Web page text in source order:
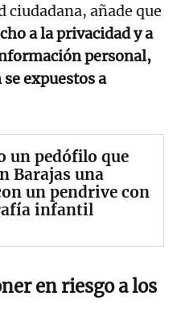
ciudadana, añade que
a la privacidad y a
personal,
expuestos a
un pedófilo que
Barajas una
un pendrive con
infantil
en riesgo a los